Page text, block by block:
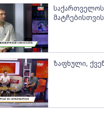
საქართველოს
ზაფხული,